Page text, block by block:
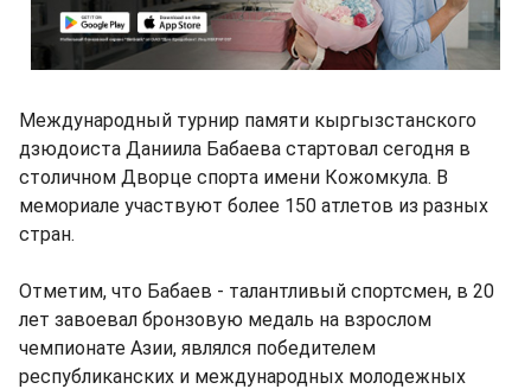
Международный турнир памяти кыргызстанского
дзюдоиста Даниила Бабаева стартовал сегодня в
столичном Дворце спорта имени Кожомкула. В
мемориале участвуют более 150 атлетов из разных
стран.
Отметим, что Бабаев - талантливый спортсмен, в 20
лет завоевал бронзовую медаль на взрослом
чемпионате Азии, являлся победителем
республиканских и международных молодежных